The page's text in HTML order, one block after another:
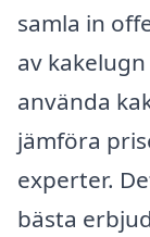
samla in
av
använda
jämföra
experter.
bästa